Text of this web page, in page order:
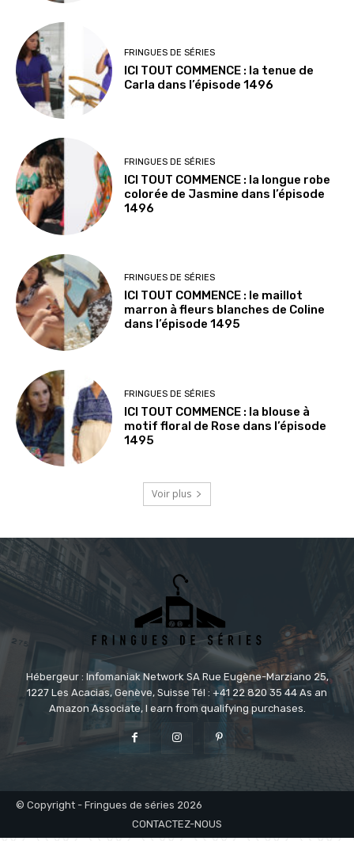
FRINGUES DE SÉRIES
ICI TOUT COMMENCE : la tenue de
Carla dans l’épisode 1496
FRINGUES DE SÉRIES
ICI TOUT COMMENCE : la longue robe
colorée de Jasmine dans l’épisode
1496
FRINGUES DE SÉRIES
ICI TOUT COMMENCE : le maillot
marron à fleurs blanches de Coline
dans l’épisode 1495
FRINGUES DE SÉRIES
ICI TOUT COMMENCE : la blouse à
motif floral de Rose dans l’épisode
1495
Voir plus
Hébergeur : Infomaniak Network SA Rue Eugène-Marziano 25,
1227 Les Acacias, Genève, Suisse Tél : +41 22 820 35 44 As an
Amazon Associate, I earn from qualifying purchases.
© Copyright - Fringues de séries 2026
CONTACTEZ-NOUS